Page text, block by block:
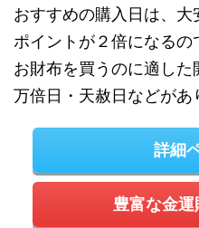
おすすめの購入日は、大
ポイントが２倍になる
お財布を買うのに適し
万倍日・天赦日などがあ
詳細
豊富な金